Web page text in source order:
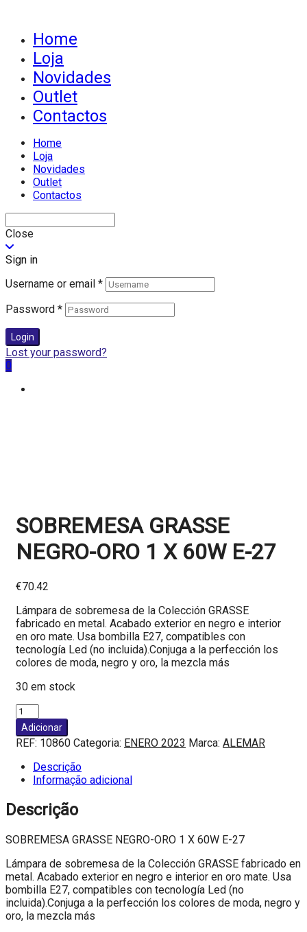
Home
Loja
Novidades
Outlet
Contactos
Home
Loja
Novidades
Outlet
Contactos
Close
Sign in
Username or email *
Password *
Login
Lost your password?
0
SOBREMESA GRASSE
NEGRO-ORO 1 X 60W E-27
€70.42
Lámpara de sobremesa de la Colección GRASSE
fabricado en metal. Acabado exterior en negro e interior
en oro mate. Usa bombilla E27, compatibles con
tecnología Led (no incluida).Conjuga a la perfección los
colores de moda, negro y oro, la mezcla más
30 em stock
Quantidade
de
SOBREMESA
GRASSE
NEGRO-
ORO
60W
27
Adicionar
REF: 10860 Categoria: ENERO 2023 Marca: ALEMAR
Descrição
Informação adicional
Descrição
SOBREMESA GRASSE NEGRO-ORO 1 X 60W E-27
Lámpara de sobremesa de la Colección GRASSE fabricado en
metal. Acabado exterior en negro e interior en oro mate. Usa
bombilla E27, compatibles con tecnología Led (no
incluida).Conjuga a la perfección los colores de moda, negro y
oro, la mezcla más